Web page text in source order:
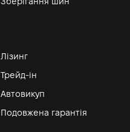
Лізинг
Трейд-ін
Автовикуп
Подовжена гарантія